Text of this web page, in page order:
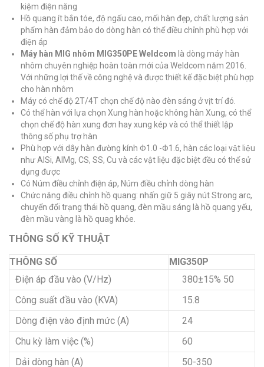
kiệm điện năng
Hồ quang ít bắn tóe, độ ngấu cao, mối hàn đẹp, chất lượng sản
phẩm hàn đảm bảo do dòng hàn có thể điều chỉnh phù hợp với
điện áp
Máy hàn MIG nhôm MIG350PE Weldcom là dòng máy hàn
nhôm chuyên nghiệp hoàn toàn mới của Weldcom năm 2016.
Với những lợi thế về công nghệ và được thiết kế đặc biệt phù hợp
cho hàn nhôm
Máy có chế độ 2T/4T chọn chế độ nào đèn sáng ở vịt trí đó.
Có thể hàn với lựa chọn Xung hàn hoặc không hàn Xung, có thể
chọn chế độ hàn xung đơn hay xung kép và có thể thiết lập
thông số phụ trợ hàn
Phù hợp với dây hàn đường kính Φ1.0 -Φ1.6, hàn các loại vật liệu
như AlSi, AlMg, CS, SS, Cu và các vật liệu đặc biệt đều có thể sử
dụng được
Có Núm điều chỉnh điện áp, Núm điều chỉnh dòng hàn
Chức năng điều chỉnh hồ quang: nhấn giữ 5 giây nút Strong arc,
chuyển đổi trạng thái hồ quang, đèn mầu sáng là hồ quang yếu,
đèn mầu vàng là hồ quag khỏe.
THÔNG SỐ KỸ THUẬT
THÔNG SỐ
MIG350P
Điện áp đầu vào (V/Hz)
380±15% 50
Công suất đầu vào (KVA)
15.8
Dòng điện vào định mức (A)
24
Chu kỳ làm việc (%)
60
Dải dòng hàn (A)
50-350